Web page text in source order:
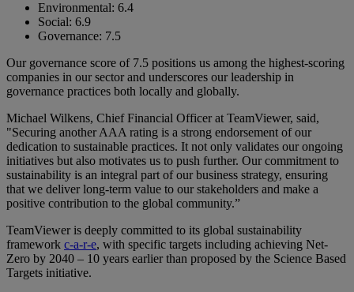
Environmental: 6.4
Social: 6.9
Governance: 7.5
Our governance score of 7.5 positions us among the highest-scoring
companies in our sector and underscores our leadership in
governance practices both locally and globally.
Michael Wilkens, Chief Financial Officer at TeamViewer, said,
"Securing another AAA rating is a strong endorsement of our
dedication to sustainable practices. It not only validates our ongoing
initiatives but also motivates us to push further. Our commitment to
sustainability is an integral part of our business strategy, ensuring
that we deliver long-term value to our stakeholders and make a
positive contribution to the global community.”
TeamViewer is deeply committed to its global sustainability
framework c-a-r-e, with specific targets including achieving Net-
Zero by 2040 – 10 years earlier than proposed by the Science Based
Targets initiative.